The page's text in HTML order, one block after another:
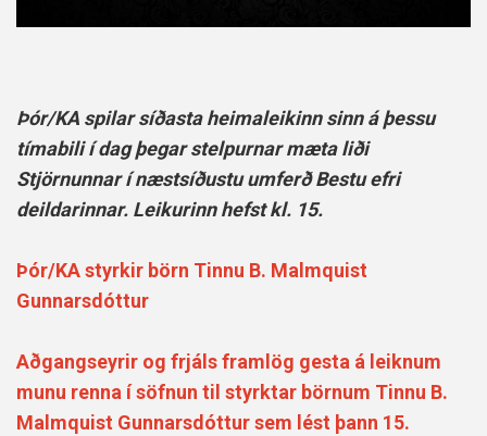
Þór/KA spilar síðasta heimaleikinn sinn á þessu
tímabili í dag þegar stelpurnar mæta liði
Stjörnunnar í næstsíðustu umferð Bestu efri
deildarinnar. Leikurinn hefst kl. 15.
Þór/KA styrkir börn Tinnu B. Malmquist
Gunnarsdóttur
Aðgangseyrir og frjáls framlög gesta á leiknum
munu renna í söfnun til styrktar börnum Tinnu B.
Malmquist Gunnarsdóttur sem lést þann 15.